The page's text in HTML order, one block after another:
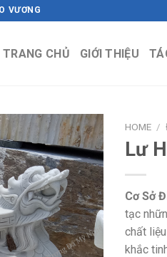
VƯƠNG
TRANG CHỦ GIỚI THIỆU
HOME /
Lư
Cơ Sở
tạc
chất
khắc